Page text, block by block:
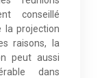
conseillé
la projection
raisons, la
peut aussi
dans